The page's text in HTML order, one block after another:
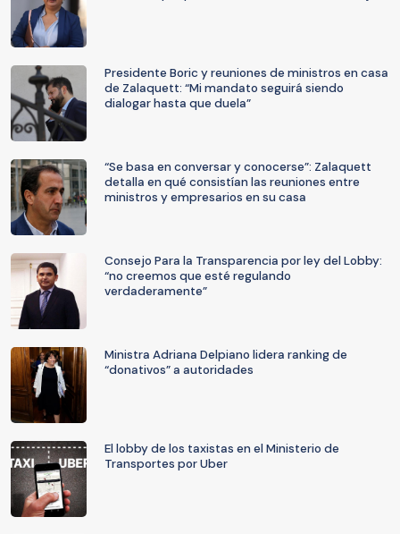
Presidente Boric y reuniones de ministros en casa
de Zalaquett: “Mi mandato seguirá siendo
dialogar hasta que duela”
“Se basa en conversar y conocerse”: Zalaquett
detalla en qué consistían las reuniones entre
ministros y empresarios en su casa
Consejo Para la Transparencia por ley del Lobby:
“no creemos que esté regulando
verdaderamente”
Ministra Adriana Delpiano lidera ranking de
“donativos” a autoridades
El lobby de los taxistas en el Ministerio de
Transportes por Uber